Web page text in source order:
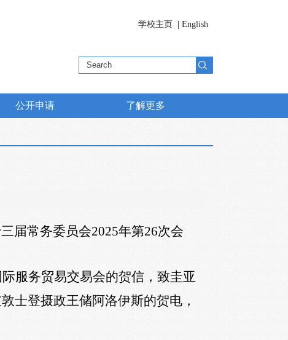
学校主页 English
公开申请 了解更多
届常务委员会2025年第26次会
服务贸易交易会的贺信，致圭亚
士登摄政王储阿洛伊斯的贺电，